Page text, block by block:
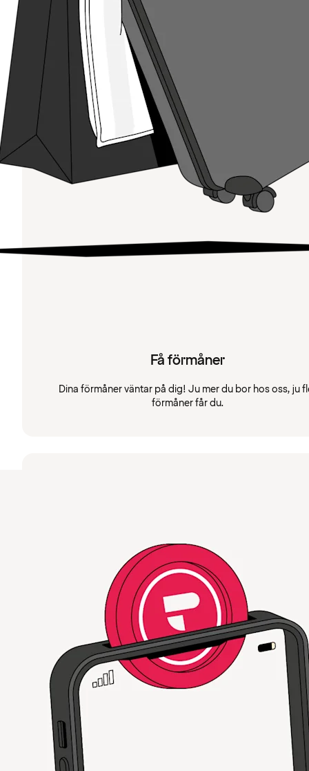
Få förmåner
Dina förmåner väntar på dig! Ju mer du bor hos oss, ju
förmåner får du.